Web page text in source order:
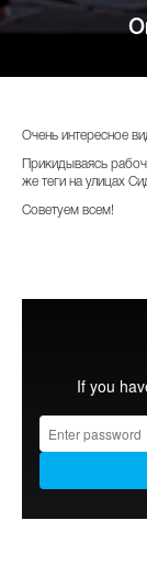
Очень интересное
Прикидываясь
же теги на улицах
Советуем всем!